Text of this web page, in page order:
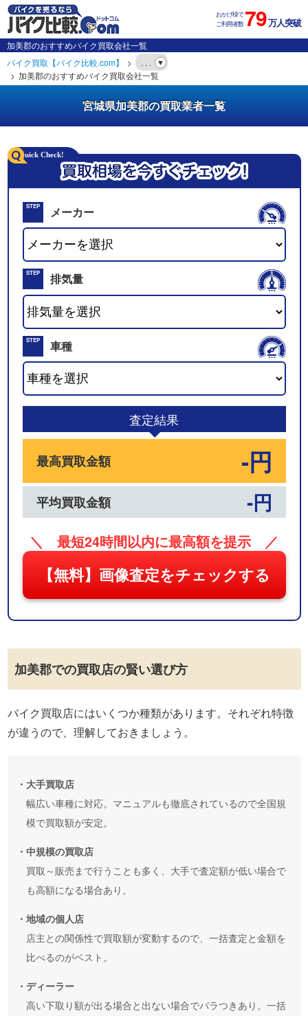
おかげ様で
ご利用者数79万人突破
加美郡のおすすめバイク買取会社一覧
バイク買取【バイク比較.com】
. . .
加美郡のおすすめバイク買取会社一覧
宮城県加美郡の買取業者一覧
STEP
01
メーカー
STEP
02
排気量
STEP
03
車種
査定結果
最高買取金額 -円
平均買取金額 -円
＼ 最短24時間以内に最高額を提示 ／
【無料】画像査定をチェックする
加美郡での買取店の賢い選び方
バイク買取店にはいくつか種類があります。それぞれ特徴
が違うので、理解しておきましょう。
・大手買取店
幅広い車種に対応。マニュアルも徹底されているので全国規
模で買取額が安定。
・中規模の買取店
買取～販売まで行うことも多く、大手で査定額が低い場合で
も高額になる場合あり。
・地域の個人店
店主との関係性で買取額が変動するので、一括査定と金額を
比べるのがベスト。
・ディーラー
高い下取り額が出る場合と出ない場合でバラつきあり。一括